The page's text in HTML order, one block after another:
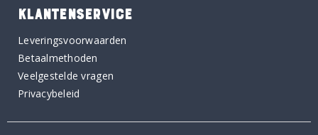
KLANTENSERVICE
Leveringsvoorwaarden
Betaalmethoden
Veelgestelde vragen
Privacybeleid